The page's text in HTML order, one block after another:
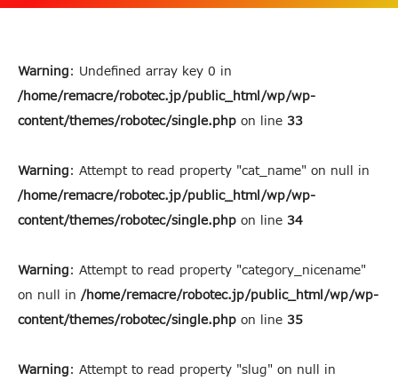
Warning: Undefined array key 0 in
/home/remacre/robotec.jp/public_html/wp/wp-
content/themes/robotec/single.php on line 33
Warning: Attempt to read property "cat_name" on null in
/home/remacre/robotec.jp/public_html/wp/wp-
content/themes/robotec/single.php on line 34
Warning: Attempt to read property "category_nicename"
on null in /home/remacre/robotec.jp/public_html/wp/wp-
content/themes/robotec/single.php on line 35
Warning: Attempt to read property "slug" on null in